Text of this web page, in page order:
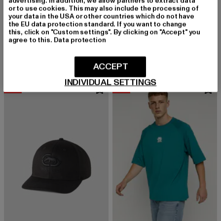
ECKO UNLTD.
Flagship
ECKO UNLTD.
Clap
-13%
or to use cookies. This may also include the processing of
your data in the USA or other countries which do not have
the EU data protection standard. If you want to change
this, click on "Custom settings". By clicking on "Accept" you
agree to this. Data protection
INDIVIDUAL SETTINGS
ACCEPT